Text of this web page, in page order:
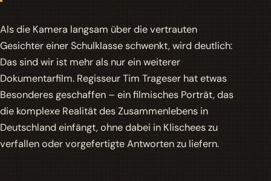
Als die Kamera langsam über die vertrauten
Gesichter einer Schulklasse schwenkt, wird deutlich:
Das sind wir ist mehr als nur ein weiterer
Dokumentarfilm. Regisseur Tim Trageser hat etwas
Besonderes geschaffen – ein filmisches Porträt, das
die komplexe Realität des Zusammenlebens in
Deutschland einfängt, ohne dabei in Klischees zu
verfallen oder vorgefertigte Antworten zu liefern.